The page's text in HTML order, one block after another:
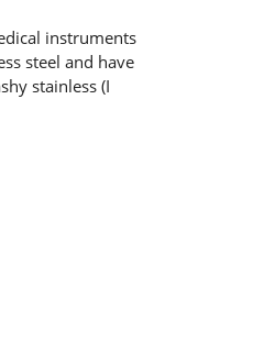
instruments
steel and have
stainless (I